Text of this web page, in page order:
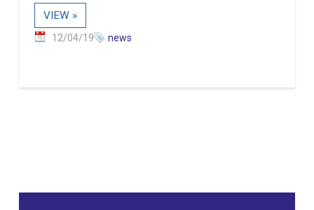
VIEW »
12/04/19 news